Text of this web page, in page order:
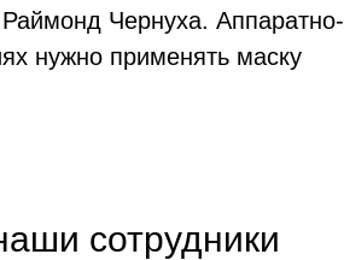
Чернуха. Аппаратно-
нужно применять маску
сотрудники